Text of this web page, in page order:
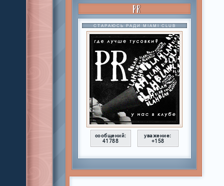
PR
СТАРАЮСЬ РАДИ MIAMI CLUB
сообщений:
41788
уважение:
+158